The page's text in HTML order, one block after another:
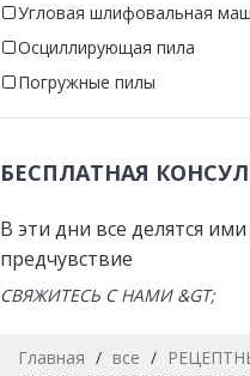
Угловая шлифовальная
Осциллирующая пила
Погружные пилы
БЕСПЛАТНАЯ
В эти дни все делятся
предчувствие
СВЯЖИТЕСЬ С НАМИ &GT;
Главная / все /